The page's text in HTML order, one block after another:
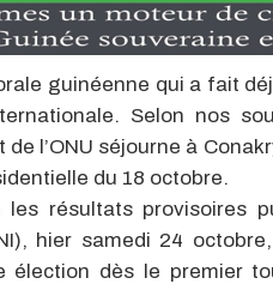
guinéenne qui a fait
Selon nos
de l’ONU séjourne à
du 18 octobre.
les résultats provisoires
hier samedi 24
élection dès le premier